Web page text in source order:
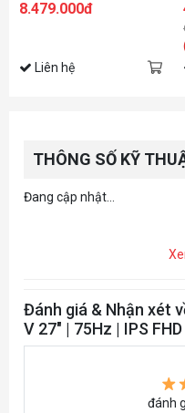
Speaker)
8.479.000đ
Liên hệ
THÔNG SỐ KỸ
Đang cập nhật...
Đánh giá & Nhận xét
V 27" | 75Hz | IPS FHD
đánh